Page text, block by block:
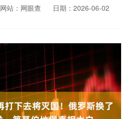
网站：网眼查
日期：2026-06-02